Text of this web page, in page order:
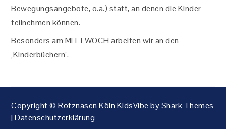
Bewegungsangebote, o.a.) statt, an denen die Kinder
teilnehmen können.
Besonders am MITTWOCH arbeiten wir an den
‚Kinderbüchern’.
Copyright © Rotznasen Köln KidsVibe byShark Themes
|Datenschutzerklärung